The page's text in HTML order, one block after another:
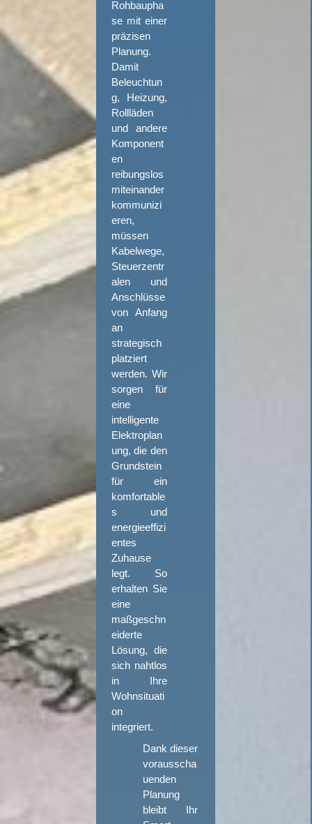
Rohbaupha
se mit einer
präzisen
Planung.
Damit
Beleuchtun
g, Heizung,
Rollläden
und andere
Komponent
en
reibungslos
miteinander
kommunizi
eren,
müssen
Kabelwege,
Steuerzentr
alen und
Anschlüsse
von Anfang
an
strategisch
platziert
werden. Wir
sorgen für
eine
intelligente
Elektroplan
ung, die den
Grundstein
für ein
komfortable
s und
energieeffizi
entes
Zuhause
legt. So
erhalten Sie
eine
maßgeschn
eiderte
Lösung, die
sich nahtlos
in Ihre
Wohnsituati
on
integriert.
Dank dieser
vorausscha
uenden
Planung
bleibt Ihr